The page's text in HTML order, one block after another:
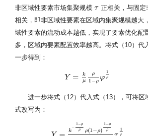
非区域性要素市场集聚规模τ
τ 正相关，与固定
相关，即非区域性要素在区域内集聚规模越大
域性要素的流动成本越低，实现了要素优化配
多，区域内要素配置效率越高。将式（10）代
一步得到：
Y =
k
μ
ρ
1−ρ
φ
1
ρ
Y =kμ ρ1 −ρφ1ρ
进一步将式（12）代入式（13），可将区
式改写为：
k
−
1−ρ
ρ
ρ(1−ρ)
1−ρ
ρ
1
ρ